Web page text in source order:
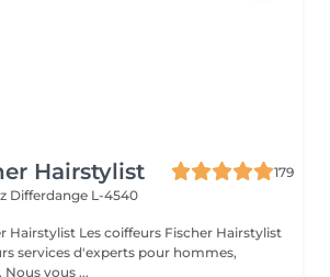
Hairstylist
179
Differdange L-4540
Fischer Hairstylist
services d'experts pour hommes,
femmes et enfants. Nous vous ...